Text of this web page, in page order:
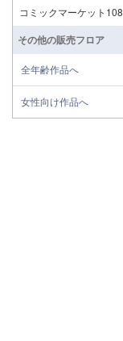
コミックマーケット108
その他の販売フロア
全年齢作品へ
女性向け作品へ